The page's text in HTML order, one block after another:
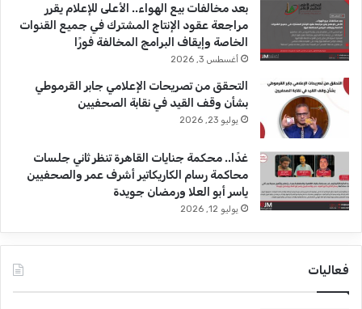
بعد مخالفات بيع الهواء.. الأعلى للإعلام يقرر
مراجعة عقود الإنتاج المشترك في جميع القنوات
الخاصة وإيقاف البرامج المخالفة فورًا
أغسطس 3, 2026
التحقق من تصريحات الإعلامي جابر القرموطي
بشأن وقف القيد في نقابة الصحفيين
يوليو 23, 2026
غدًا.. محكمة جنايات القاهرة تنظر ثاني جلسات
محاكمة رسام الكاريكاتير أشرف عمر والصحفيين
ياسر أبو العلا ورمضان جويدة
يوليو 12, 2026
فعاليات